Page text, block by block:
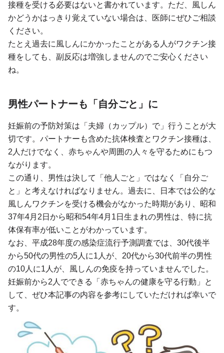
接種を受ける必要はないと書かれています。ただ、風しん
かどうかはっきり覚えていない場合は、医師にぜひご相談
ください。
たとえ過去に風しんにかかったことがある人がワクチン接
種をしても、副反応は増強しませんのでご安心ください
ね。
男性パートナーも「自分ごと」に
妊娠前の予防対策は「夫婦（カップル）で」行うことが大
切です。パートナーも含めた抗体検査とワクチン接種は、
2人だけでなく、赤ちゃんや周囲の人々を守るためにもつ
ながります。
この通り、男性は決して「他人ごと」ではなく「自分ご
と」と考えなければなりません。過去に、日本では公的な
風しんワクチンを受ける機会がなかった時期があり、昭和
37年4月2日から昭和54年4月1日生まれの男性は、特に抗
体保有率が低いことがわかっています。
なお、平成28年度の感染症流行予測調査では、30代後半
から50代の男性の5人に1人が、20代から30代前半の男性
の10人に1人が、風しんの免疫を持っていませんでした。
妊娠前から2人でできる「赤ちゃんの健康を守る行動」と
して、ぜひ本記事の内容を参考にしていただければ幸いで
す。